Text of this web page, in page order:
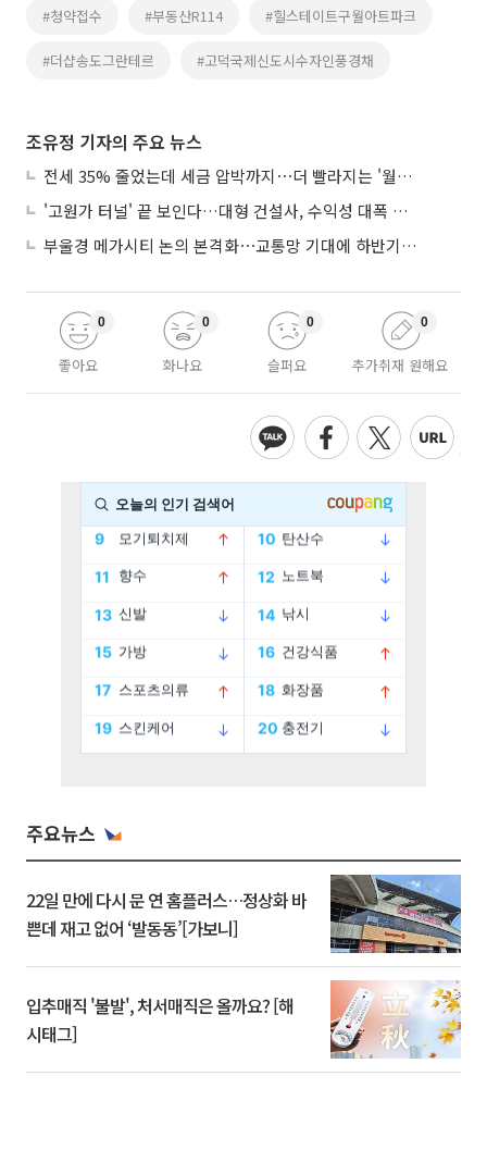
#청약접수 #부동산R114 #힐스테이트구월아트파크
#더샵송도그란테르 #고덕국제신도시수자인풍경채
조유정 기자의 주요 뉴스
전세 35% 줄었는데 세금 압박까지⋯더 빨라지는 '월세화'
'고원가 터널' 끝 보인다…대형 건설사, 수익성 대폭 개선
부울경 메가시티 논의 본격화⋯교통망 기대에 하반기 분양시장 '주목'
좋아요
0
화나요
0
슬퍼요
0
추가취재 원해요
0
주요뉴스
22일 만에 다시 문 연 홈플러스…정상화 바
쁜데 재고 없어 ‘발동동’[가보니]
입추매직 '불발', 처서매직은 올까요? [해
시태그]